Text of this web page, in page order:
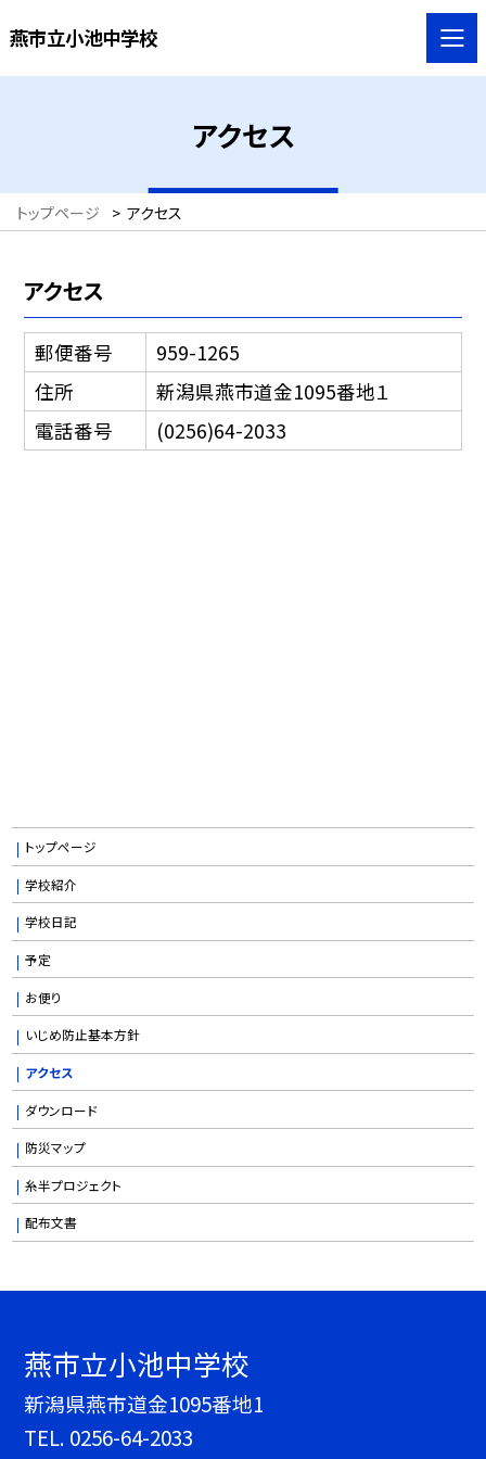
燕市立小池中学校
アクセス
トップページ > アクセス
アクセス
郵便番号
959-1265
住所
新潟県燕市道金1095番地１
電話番号
(0256)64-2033
トップページ
学校紹介
学校日記
予定
お便り
いじめ防止基本方針
アクセス
ダウンロード
防災マップ
糸半プロジェクト
配布文書
燕市立小池中学校
新潟県燕市道金1095番地1
TEL. 0256-64-2033